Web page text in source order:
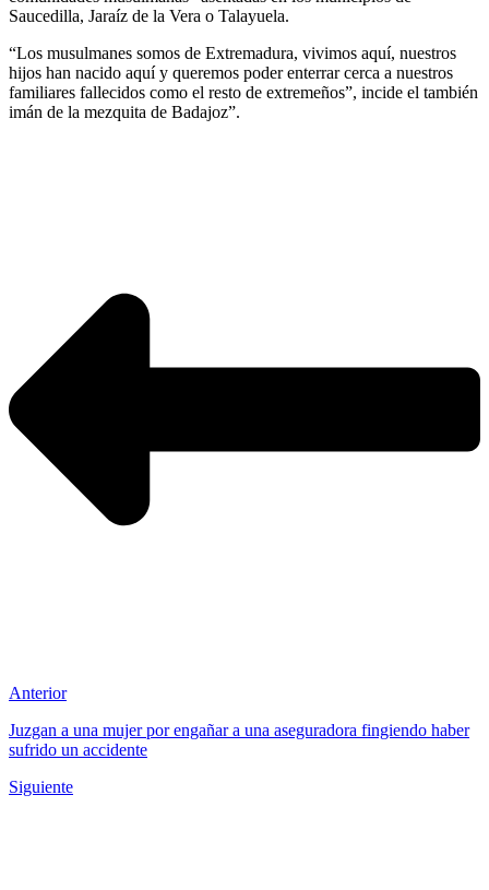
Saucedilla, Jaraíz de la Vera o Talayuela.
“Los musulmanes somos de Extremadura, vivimos aquí, nuestros
hijos han nacido aquí y queremos poder enterrar cerca a nuestros
familiares fallecidos como el resto de extremeños”, incide el también
imán de la mezquita de Badajoz”.
Anterior
Juzgan a una mujer por engañar a una aseguradora fingiendo haber
sufrido un accidente
Siguiente